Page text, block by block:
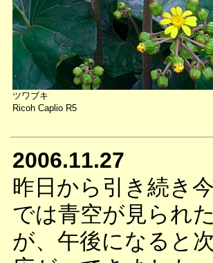
ツワブキ
Ricoh Caplio R5
2006.11.27
昨日から引き続き
では青空が見られ
が、午後になると